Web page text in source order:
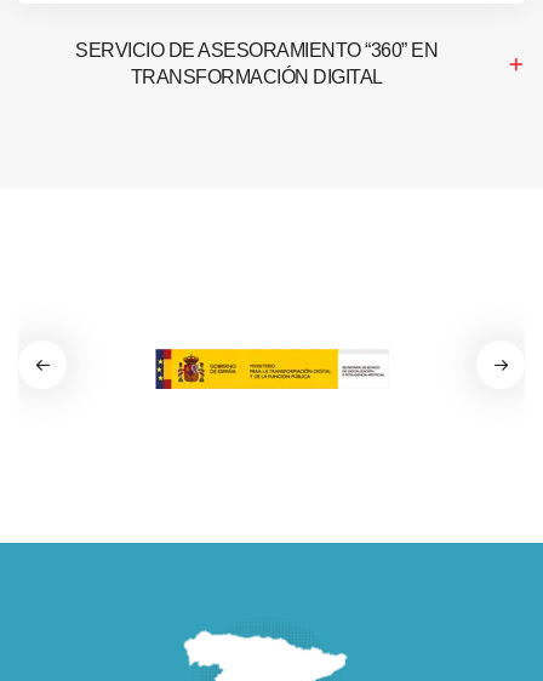
SERVICIO DE ASESORAMIENTO “360” EN
TRANSFORMACIÓN DIGITAL